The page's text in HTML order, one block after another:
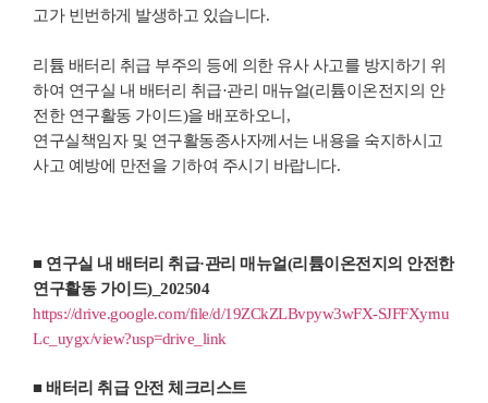
고가 빈번하게 발생하고 있습니다.
리튬 배터리 취급 부주의 등에 의한 유사 사고를 방지하기 위
하여 연구실 내 배터리 취급·관리 매뉴얼(리튬이온전지의 안
전한 연구활동 가이드)을 배포하오니,
연구실책임자 및 연구활동종사자께서는 내용을 숙지하시고
사고 예방에 만전을 기하여 주시기 바랍니다.
■ 연구실 내 배터리 취급·관리 매뉴얼(리튬이온전지의 안전한
연구활동 가이드)_202504
https://drive.google.com/file/d/19ZCkZLBvpyw3wFX-SJFFXyrnu
Lc_uygx/view?usp=drive_link
■ 배터리 취급 안전 체크리스트